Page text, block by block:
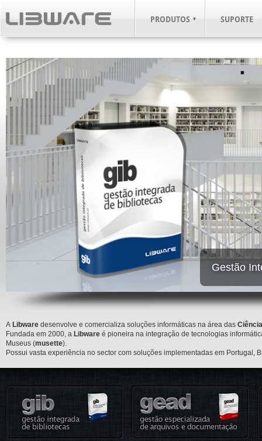
PRODUTOS SUPORTE
Gestão
A Libware desenvolve e comercializa soluções informáticas na área das
Fundada em 2000, a Libware é pioneira na integração de tecnologias
Museus (musette).
Possui vasta experiência no sector com soluções implementadas em Portugal,